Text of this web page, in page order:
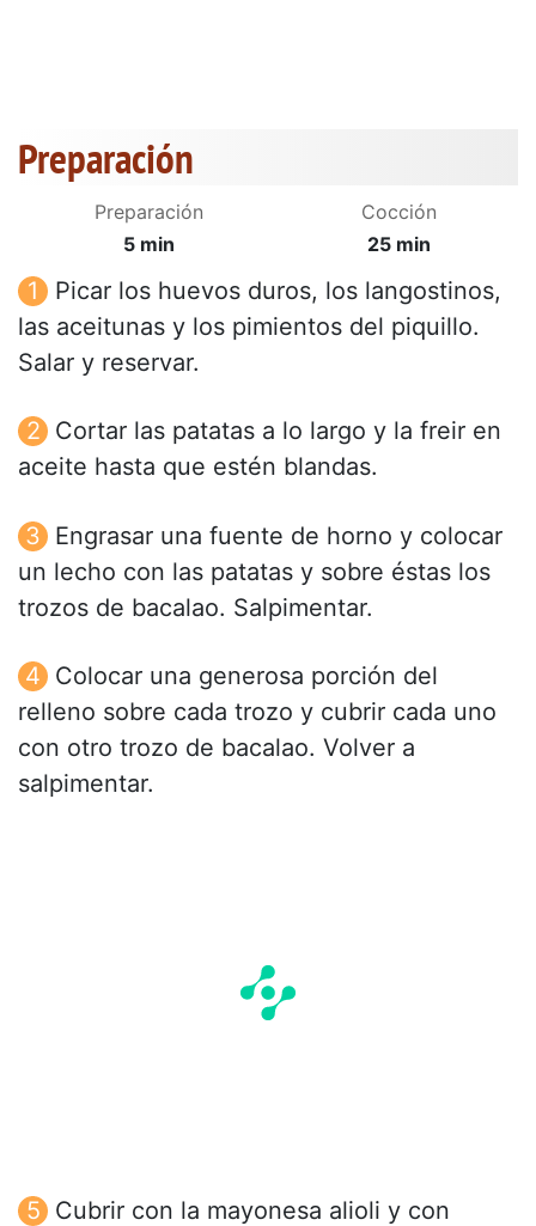
Preparación
Preparación
5 min
Cocción
25 min
Picar los huevos duros, los langostinos,
las aceitunas y los pimientos del piquillo.
Salar y reservar.
Cortar las patatas a lo largo y la freir en
aceite hasta que estén blandas.
Engrasar una fuente de horno y colocar
un lecho con las patatas y sobre éstas los
trozos de bacalao. Salpimentar.
Colocar una generosa porción del
relleno sobre cada trozo y cubrir cada uno
con otro trozo de bacalao. Volver a
salpimentar.
Cubrir con la mayonesa alioli y con